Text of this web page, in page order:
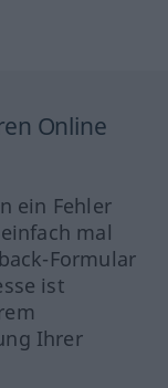
Online
ein Fehler
mal
Formular
ist
Ihrer